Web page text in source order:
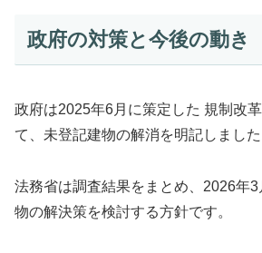
政府の対策と今後の動き
政府は2025年6月に策定した 規制改
て、未登記建物の解消を明記しました
法務省は調査結果をまとめ、2026年
物の解決策を検討する方針です。